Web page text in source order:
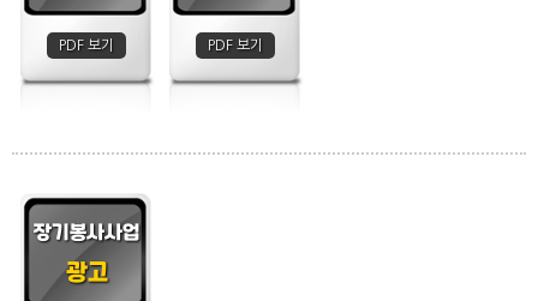
PDF 보기 PDF 보기
장기봉사사업
광고